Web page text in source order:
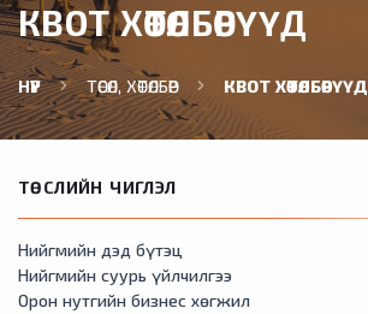
КВОТ ХӨТӨЛБӨРҮҮД
НҮҮР ТӨСӨЛ, ХӨТӨЛБӨР КВОТ ХӨТӨЛБӨРҮҮД
ТӨСЛИЙН ЧИГЛЭЛ
Нийгмийн дэд бүтэц
Нийгмийн суурь үйлчилгээ
Орон нутгийн бизнес хөгжил